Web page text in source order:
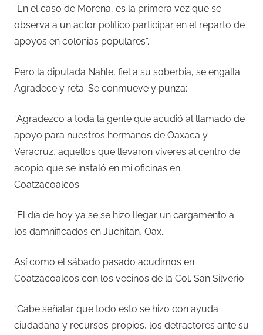
“En el caso de Morena, es la primera vez que se
observa a un actor político participar en el reparto de
apoyos en colonias populares”.
Pero la diputada Nahle, fiel a su soberbia, se engalla.
Agradece y reta. Se conmueve y punza:
“Agradezco a toda la gente que acudió al llamado de
apoyo para nuestros hermanos de Oaxaca y
Veracruz, aquellos que llevaron víveres al centro de
acopio que se instaló en mi oficinas en
Coatzacoalcos.
“El día de hoy ya se se hizo llegar un cargamento a
los damnificados en Juchitan, Oax.
Así como el sábado pasado acudimos en
Coatzacoalcos con los vecinos de la Col. San Silverio.
“Cabe señalar que todo esto se hizo con ayuda
ciudadana y recursos propios, los detractores ante su